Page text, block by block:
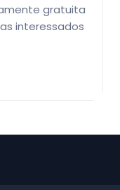
gratuita
interessados